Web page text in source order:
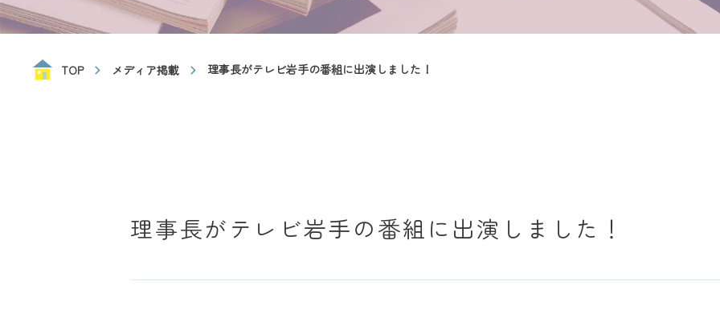
TOP メディア掲載 理事長がテレビ岩手の番組に出演しました！
理事長がテレビ岩手の番組に出演しました！